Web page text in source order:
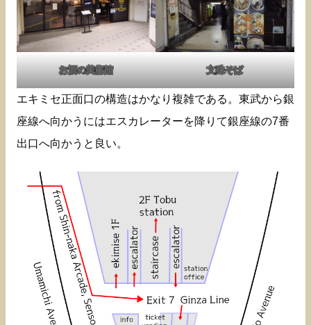
お酒の美術館 文殊そば
エキミセ正面口の構造はかなり複雑である。東武から銀
座線へ向かうにはエスカレーターを降りて銀座線の7番
出口へ向かうと良い。